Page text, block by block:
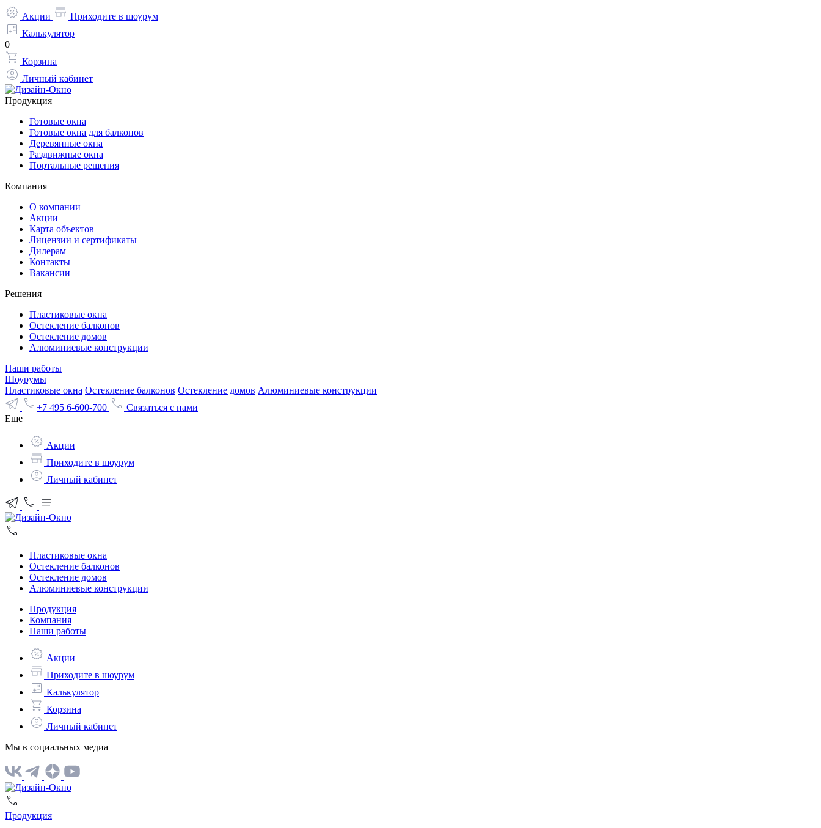
Акции
Приходите в шоурум
Калькулятор
0
Корзина
Личный кабинет
Продукция
Готовые окна
Готовые окна для балконов
Деревянные окна
Раздвижные окна
Портальные решения
Компания
О компании
Акции
Карта объектов
Лицензии и сертификаты
Дилерам
Контакты
Вакансии
Решения
Пластиковые окна
Остекление балконов
Остекление домов
Алюминиевые конструкции
Наши работы
Шоурумы
Пластиковые окна Остекление балконов Остекление домов Алюминиевые конструкции
+7 495 6-600-700
Связаться с нами
Еще
Акции
Приходите в шоурум
Личный кабинет
Пластиковые окна
Остекление балконов
Остекление домов
Алюминиевые конструкции
Продукция
Компания
Наши работы
Акции
Приходите в шоурум
Калькулятор
Корзина
Личный кабинет
Мы в социальных медиа
Продукция